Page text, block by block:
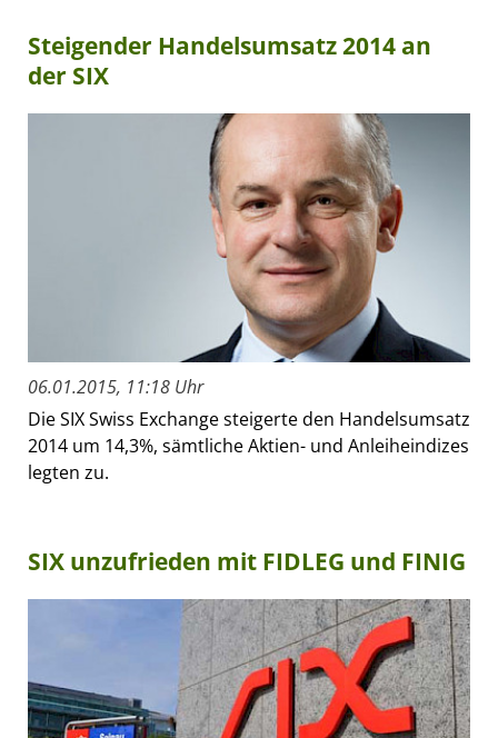
Steigender Handelsumsatz 2014 an
der SIX
06.01.2015, 11:18 Uhr
Die SIX Swiss Exchange steigerte den Handelsumsatz
2014 um 14,3%, sämtliche Aktien- und Anleiheindizes
legten zu.
SIX unzufrieden mit FIDLEG und FINIG